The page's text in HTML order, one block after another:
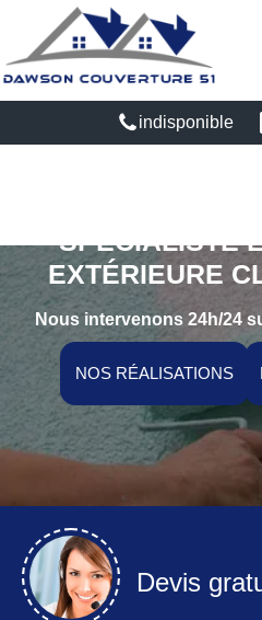
indisponible
SPÉCIALISTE
EXTÉRIEURE
Nous intervenons 24h/24
NOS RÉALISATIONS
Devis